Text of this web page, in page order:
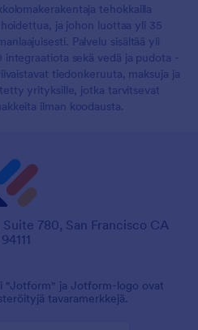
tehokkailla
ja johon luottaa yli 35
Palvelu sisältää yli
sekä vedä ja pudota -
tiedonkeruuta, maksuja ja
yrityksille, jotka tarvitsevat
ilman koodausta.
780, San Francisco CA
94111
ja Jotform-logo ovat
tavaramerkkejä.